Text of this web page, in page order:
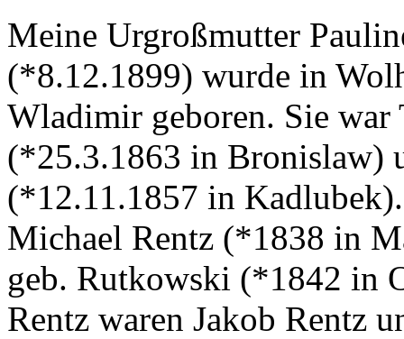
Meine Urgroßmutter
(*8.12.1899) wurde in
Wladimir geboren. Sie
(*25.3.1863 in Bronislaw)
(*12.11.1857 in
Michael Rentz (*1838 in
geb. Rutkowski (*1842 in
Rentz waren Jakob Rentz